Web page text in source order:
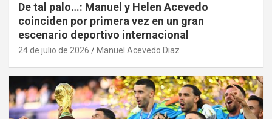
De tal palo…: Manuel y Helen Acevedo
coinciden por primera vez en un gran
escenario deportivo internacional
24 de julio de 2026 Manuel Acevedo Diaz